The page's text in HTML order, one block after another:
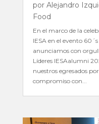
por Alejandro
Food
En el marco de la
IESA en el evento
anunciamos con
Líderes IESAalumni
nuestros egresados
compromiso con...